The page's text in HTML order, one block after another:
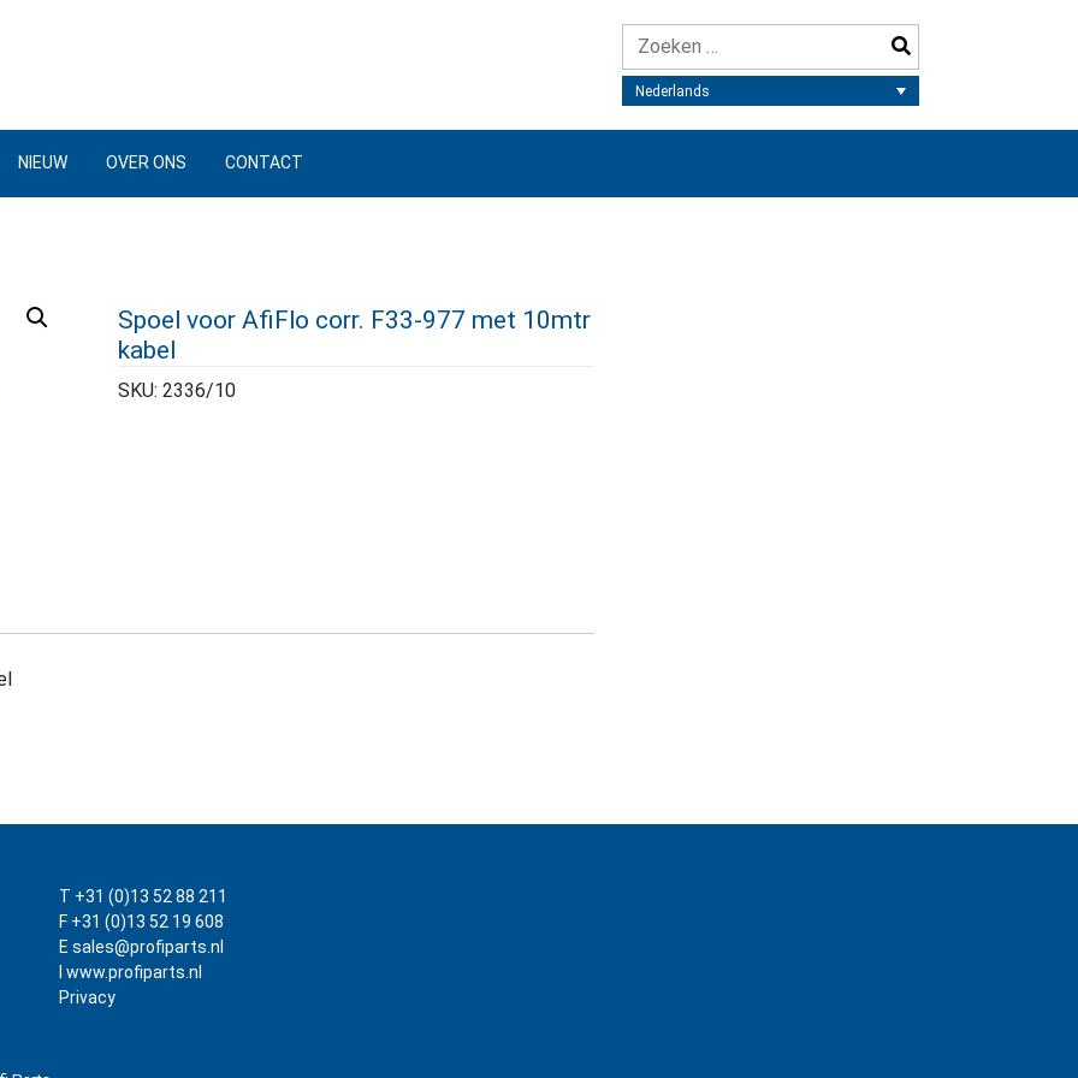
Nederlands
NIEUW OVER ONS CONTACT
Spoel voor AfiFlo corr. F33-977 met 10mtr
kabel
SKU: 2336/10
T +31 (0)13 52 88 211
F +31 (0)13 52 19 608
E sales@profiparts.nl
I www.profiparts.nl
Privacy